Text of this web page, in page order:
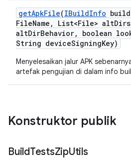
getApkFile(IBuildInfo build
FileName , List<File> altDirs
altDirBehavior, boolean
String deviceSigningKey)
Menyelesaikan jalur APK
artefak pengujian di dalam info
Konstruktor publik
BuildTestsZipUtils